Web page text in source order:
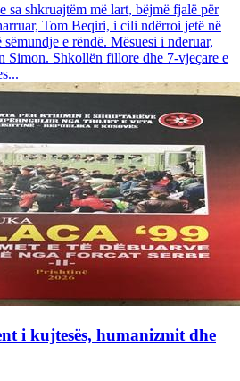
sa shkruajtëm më lart, bëjmë fjalë për
Tom Beqiri, i cili ndërroi jetë në
e rëndë. Mësuesi i nderuar,
Simon. Shkollën fillore dhe 7-vjeçare e
i kujtesës, humanizmit dhe